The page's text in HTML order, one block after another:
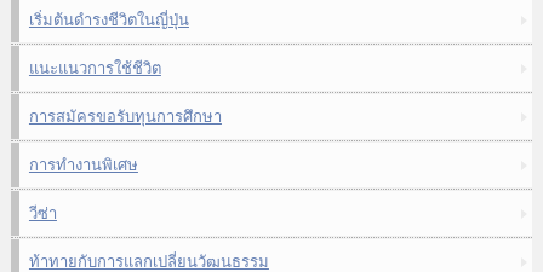
เริ่มต้นดำรงชีวิตในญี่ปุ่น
แนะแนวการใช้ชีวิต
การสมัครขอรับทุนการศึกษา
การทำงานพิเศษ
วีซ่า
ท้าทายกับการแลกเปลี่ยนวัฒนธรรม